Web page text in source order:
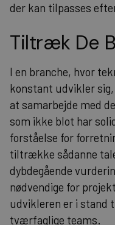
der kan tilpasses
Tiltræk De
I en branche, hvor
konstant udvikler
at samarbejde med
som ikke blot har
forståelse for
tiltrække sådanne
dybdegående
nødvendige for
udvikleren er i stand
tværfaglige teams.